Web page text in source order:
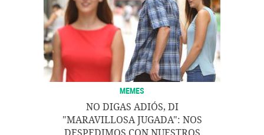
MEMES
NO DIGAS ADIÓS, DI
"MARAVILLOSA JUGADA": NOS